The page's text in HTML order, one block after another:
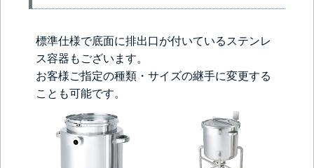
標準仕様で底面に排出口が付いているステンレ
ス容器もございます。
お客様ご指定の種類・サイズの継手に変更する
ことも可能です。